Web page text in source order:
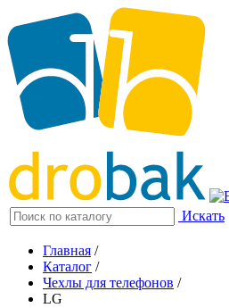
Искать
Главная /
Каталог /
Чехлы для телефонов /
LG